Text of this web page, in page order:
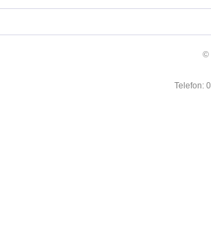
©
Telefon: